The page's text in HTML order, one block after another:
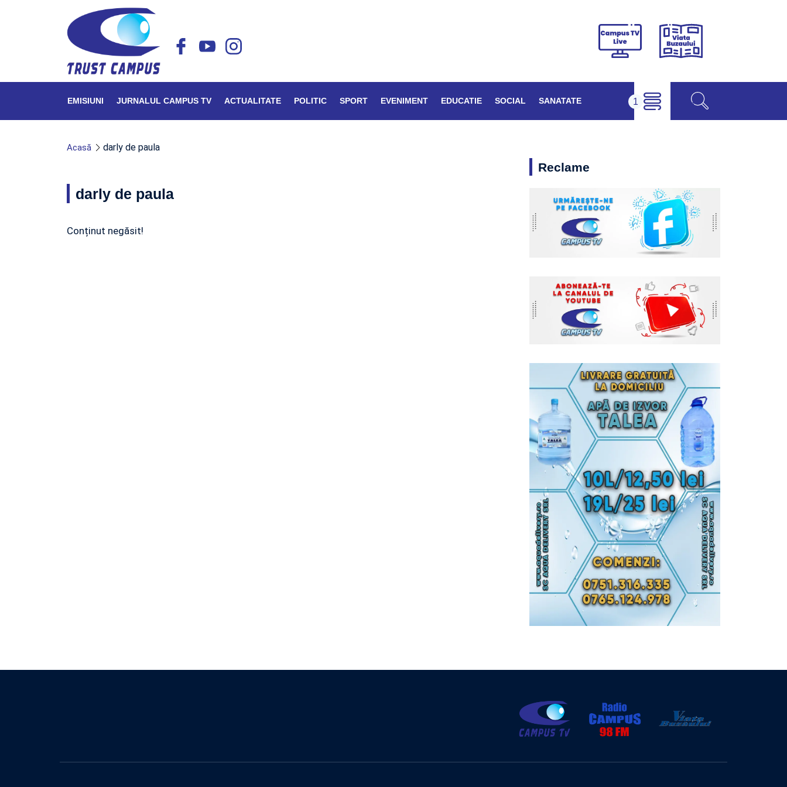
Campus
Viața
EMISIUNI JURNALUL CAMPUS TV ACTUALITATE POLITIC SPORT EVENIMENT EDUCATIE SOCIAL SANATATE
Acasă darly de paula
darly de paula
Conținut negăsit!
Reclame